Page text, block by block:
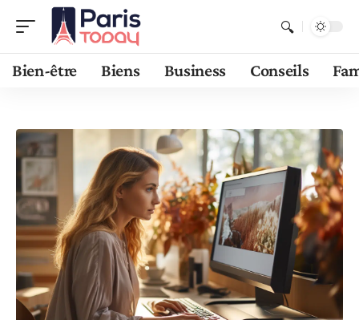
Bien-être Biens Business Conseils